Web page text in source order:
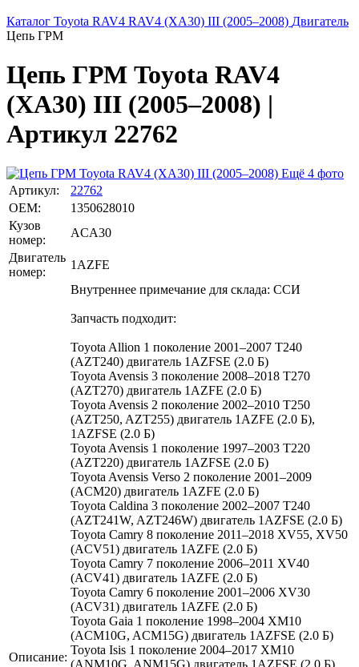
Каталог Toyota RAV4 RAV4 (XA30) III (2005–2008) Двигатель
Цепь ГРМ
Цепь ГРМ Toyota RAV4
(XA30) III (2005–2008) |
Артикул 22762
Ещё 4 фото
Артикул:
22762
OEM:
1350628010
Кузов
номер:
ACA30
Двигатель
номер:
1AZFE
Описание:
Внутреннее примечание для склада: ССИ
Запчасть подходит:
Toyota Allion 1 поколение 2001–2007 T240
(AZT240) двигатель 1AZFSE (2.0 Б)
Toyota Avensis 3 поколение 2008–2018 T270
(AZT270) двигатель 1AZFE (2.0 Б)
Toyota Avensis 2 поколение 2002–2010 T250
(AZT250, AZT255) двигатель 1AZFE (2.0 Б),
1AZFSE (2.0 Б)
Toyota Avensis 1 поколение 1997–2003 T220
(AZT220) двигатель 1AZFSE (2.0 Б)
Toyota Avensis Verso 2 поколение 2001–2009
(ACM20) двигатель 1AZFE (2.0 Б)
Toyota Caldina 3 поколение 2002–2007 T240
(AZT241W, AZT246W) двигатель 1AZFSE (2.0 Б)
Toyota Camry 8 поколение 2011–2018 XV55, XV50
(ACV51) двигатель 1AZFE (2.0 Б)
Toyota Camry 7 поколение 2006–2011 XV40
(ACV41) двигатель 1AZFE (2.0 Б)
Toyota Camry 6 поколение 2001–2006 XV30
(ACV31) двигатель 1AZFE (2.0 Б)
Toyota Gaia 1 поколение 1998–2004 XM10
(ACM10G, ACM15G) двигатель 1AZFSE (2.0 Б)
Toyota Isis 1 поколение 2004–2017 XM10
(ANM10G, ANM15G) двигатель 1AZFSE (2.0 Б)